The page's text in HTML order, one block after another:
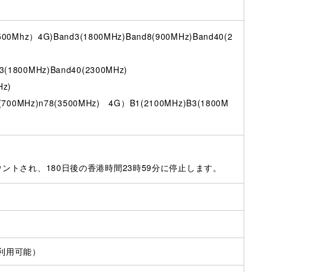
）4G)Band3(1800MHz)Band8(900MHz)Band40(2
4G）B1(2100MHz)B3(1800M
トされ、180日後の香港時間23時59分に停止します。
可能）